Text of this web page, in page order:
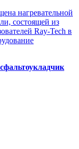
нагревательной
состоящей из
Ray-Tech в